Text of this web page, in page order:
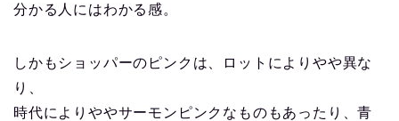
分かる人にはわかる感。
しかもショッパーのピンクは、ロットによりやや異な
り、
時代によりややサーモンピンクなものもあったり、青